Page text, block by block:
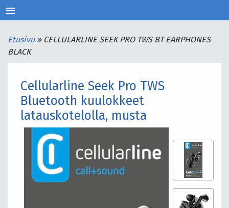
menu
Etusivu »CELLULARLINE SEEK PRO TWS BT EARPHONES
BLACK
Cellularline Seek Pro TWS
Bluetooth kuulokkeet
latauskotelolla, musta